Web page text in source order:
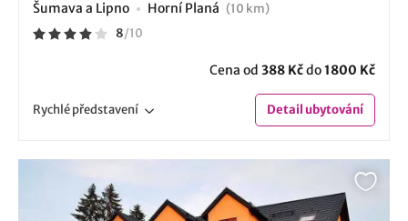
Šumava a Lipno Horní Planá (10 km)
8/10
Cena od 388 Kčdo1800 Kč
Rychlépředstavení Detailubytování